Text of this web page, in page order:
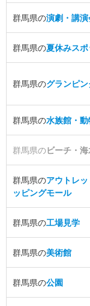
群馬県の演劇・講
群馬県の夏休みスポ
群馬県のグランピ
群馬県の水族館・
群馬県のビーチ・
群馬県のアウトレ
ッピングモール
群馬県の工場見学
群馬県の美術館
群馬県の公園